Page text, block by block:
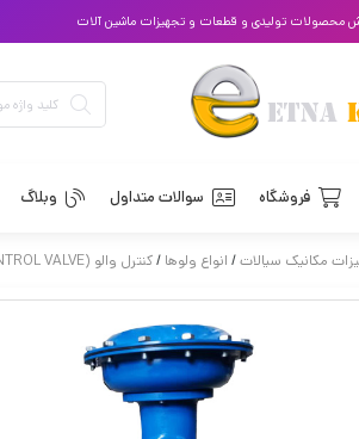
محصولات تولیدی و قطعات و تجهیزات ماشین آلات
فروشگاه سوالات متداول وبلاگ
مکانیک سیالات/ انواع ولوها /کنترل والو (CONTROL VALVE)